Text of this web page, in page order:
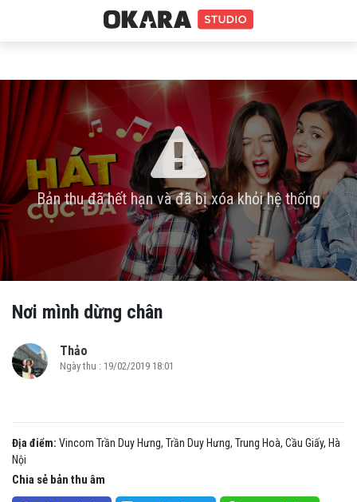
Bản thu đã hết hạn và đã bị xóa khỏi hệ thống
Nơi mình dừng chân
Thảo
Ngày thu : 19/02/2019 18:01
Địa điểm: Vincom Trần Duy Hưng, Trần Duy Hưng, Trung Hoà, Cầu Giấy, Hà
Nội
Chia sẻ bản thu âm